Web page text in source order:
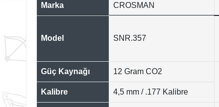
Marka CROSMAN
Model SNR.357
Güç Kaynağı 12 Gram CO2
Kalibre 4,5 mm / .177 Kalibre